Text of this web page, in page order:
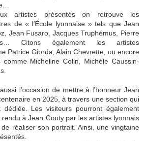
artistes présentés on retrouve les
de « l’École lyonnaise » tels que Jean
Jean Fusaro, Jacques Truphémus, Pierre
Citons également les artistes
Patrice Giorda, Alain Chevrette, ou encore
Micheline Colin, Michèle Caussin-
l’occasion de mettre à l’honneur Jean
en 2025, à travers une section qui
dédiée. Les visiteurs pourront également
rendu à Jean Couty par les artistes lyonnais
réaliser son portrait. Ainsi, une vingtaine